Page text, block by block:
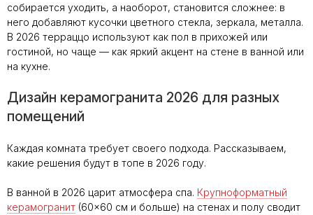
собирается уходить, а наоборот, становится сложнее: в
него добавляют кусочки цветного стекла, зеркала, металла.
В 2026 терраццо используют как пол в прихожей или
гостиной, но чаще — как яркий акцент на стене в ванной или
на кухне.
Дизайн керамогранита 2026 для разных
помещений
Каждая комната требует своего подхода. Рассказываем,
какие решения будут в топе в 2026 году.
В ванной в 2026 царит атмосфера спа. Крупноформатный
керамогранит (60×60 см и больше) на стенах и полу сводит